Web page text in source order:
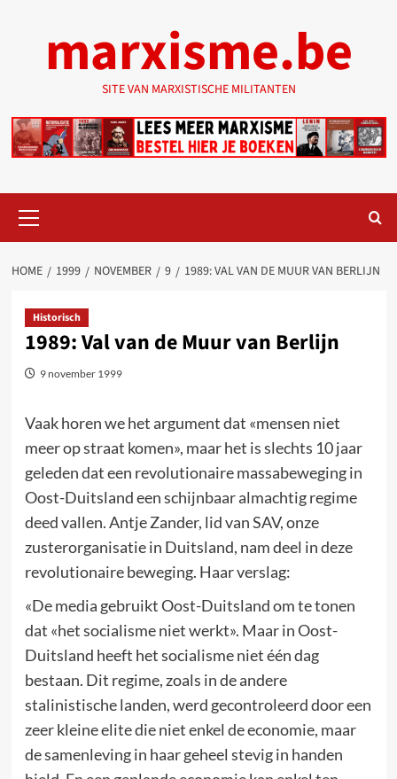
marxisme.be
SITE VAN MARXISTISCHE MILITANTEN
menu
HOME 1999 NOVEMBER 9 1989: VAL VAN DE MUUR VAN BERLIJN
Historisch
1989: Val van de Muur van Berlijn
9 november 1999
Vaak horen we het argument dat «mensen niet
meer op straat komen», maar het is slechts 10 jaar
geleden dat een revolutionaire massabeweging in
Oost-Duitsland een schijnbaar almachtig regime
deed vallen. Antje Zander, lid van SAV, onze
zusterorganisatie in Duitsland, nam deel in deze
revolutionaire beweging. Haar verslag:
«De media gebruikt Oost-Duitsland om te tonen
dat «het socialisme niet werkt». Maar in Oost-
Duitsland heeft het socialisme niet één dag
bestaan. Dit regime, zoals in de andere
stalinistische landen, werd gecontroleerd door een
zeer kleine elite die niet enkel de economie, maar
de samenleving in haar geheel stevig in handen